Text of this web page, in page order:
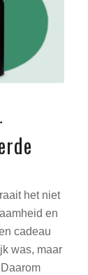
het niet
en
cadeau
was, maar